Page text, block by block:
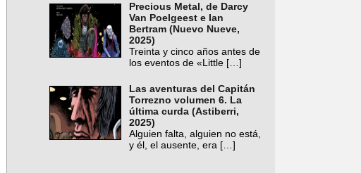
Precious Metal, de Darcy
Van Poelgeest e Ian
Bertram (Nuevo Nueve,
2025)
Treinta y cinco años antes de
los eventos de «Little […]
Las aventuras del Capitán
Torrezno volumen 6. La
última curda (Astiberri,
2025)
Alguien falta, alguien no está,
y él, el ausente, era […]